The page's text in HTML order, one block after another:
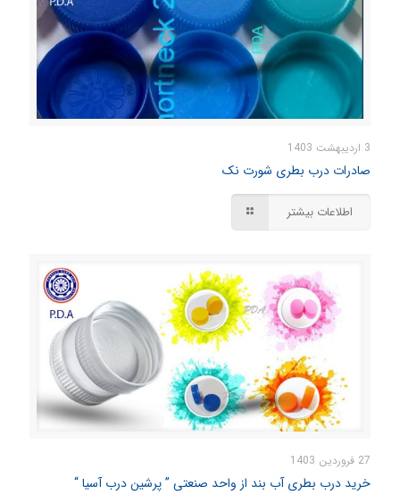
3 اردیبهشت 1403
صادرات درب بطری شورت نک
اطلاعات بیشتر
27 فروردین 1403
خرید درب بطری آب بند از واحد صنعتی ” پرشین درب آسیا “